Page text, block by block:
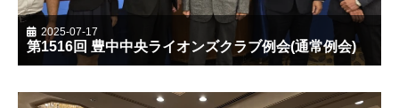
2025-07-17
第1516回 豊中中央ライオンズクラブ例会(通常例会)